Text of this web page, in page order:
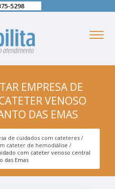
5298
EMPRESA DE
VENOSO
DAS EMAS
de cuidados com cateteres
cateter de hemodiálise
com cateter venoso central
das Emas